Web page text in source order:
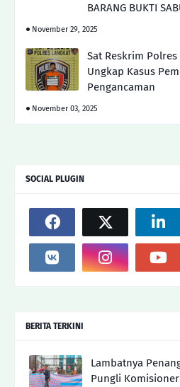
BARANG BUKTI
November 29, 2025
Sat Reskrim
Ungkap Kasus
Pengancaman
November 03, 2025
SOCIAL PLUGIN
BERITA TERKINI
Lambatnya
Pungli Komisioner